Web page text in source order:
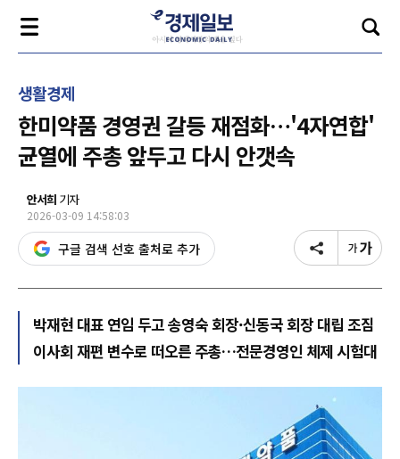
생활경제
한미약품 경영권 갈등 재점화…'4자연합'
균열에 주총 앞두고 다시 안갯속
안서희 기자
2026-03-09 14:58:03
구글 검색 선호 출처로 추가
박재현 대표 연임 두고 송영숙 회장·신동국 회장 대립 조짐
이사회 재편 변수로 떠오른 주총…전문경영인 체제 시험대